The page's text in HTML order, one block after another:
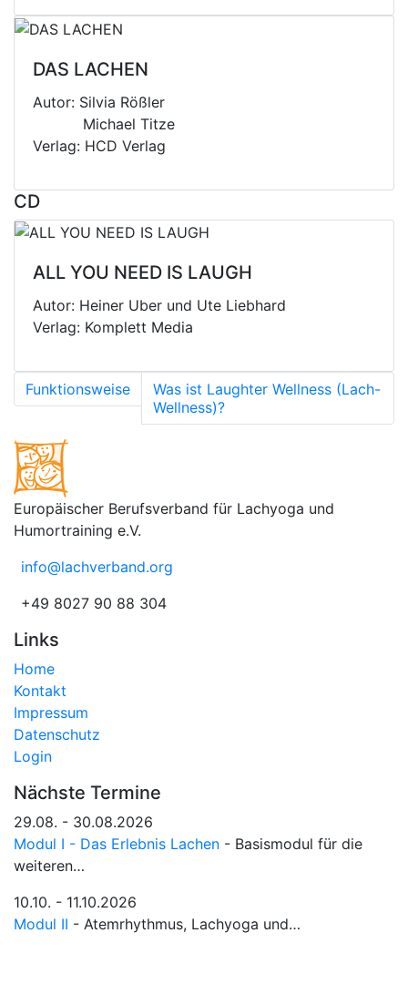
DAS LACHEN
Autor: Silvia Rößler
Michael Titze
Verlag: HCD Verlag
CD
ALL YOU NEED IS LAUGH
Autor: Heiner Uber und Ute Liebhard
Verlag: Komplett Media
Funktionsweise
Was ist Laughter Wellness (Lach-
Wellness)?
Europäischer Berufsverband für Lachyoga und
Humortraining e.V.
info@lachverband.org
+49 8027 90 88 304
Links
Home
Kontakt
Impressum
Datenschutz
Login
Nächste Termine
29.08. - 30.08.2026
Modul I - Das Erlebnis Lachen - Basismodul für die
weiteren…
10.10. - 11.10.2026
Modul II - Atemrhythmus, Lachyoga und…